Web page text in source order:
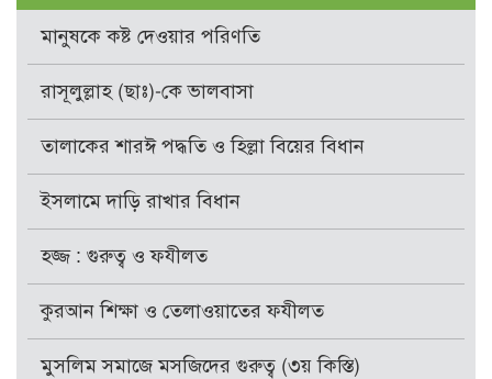
মানুষকে কষ্ট দেওয়ার পরিণতি
রাসূলুল্লাহ (ছাঃ)-কে ভালবাসা
তালাকের শারঈ পদ্ধতি ও হিল্লা বিয়ের বিধান
ইসলামে দাড়ি রাখার বিধান
হজ্জ : গুরুত্ব ও ফযীলত
কুরআন শিক্ষা ও তেলাওয়াতের ফযীলত
মুসলিম সমাজে মসজিদের গুরুত্ব (৩য় কিস্তি)